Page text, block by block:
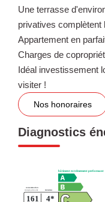
Une terrasse
privatives complètent
Appartement en
Charges de
Idéal investissement
visiter !
Nos honoraires
Diagnostics